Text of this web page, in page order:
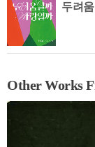
두려
Other Works